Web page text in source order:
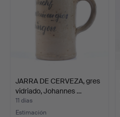
JARRA DE CERVEZA, gres
vidriado, Johannes …
11 días
Estimación